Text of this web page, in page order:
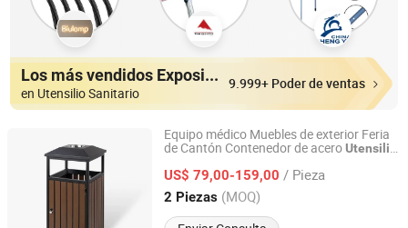
Los más vendidos Expositores
en Utensilio Sanitario
9.999+ Poder de ventas
Equipo médico Muebles de exterior Feria
de Cantón Contenedor de aceroUtensilio
US$ 79,00-159,00 / Pieza
2 Piezas (MOQ)
Ningbo Brite Import and Export Co., Ltd.
Zhejiang, China Desde 2023